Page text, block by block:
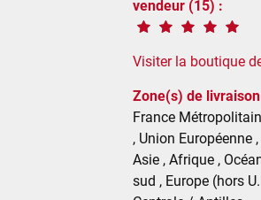
vendeur (15) :
Visiter la boutique
Zone(s) de
France
, Union Européenne
Asie , Afrique ,
sud , Europe (hors